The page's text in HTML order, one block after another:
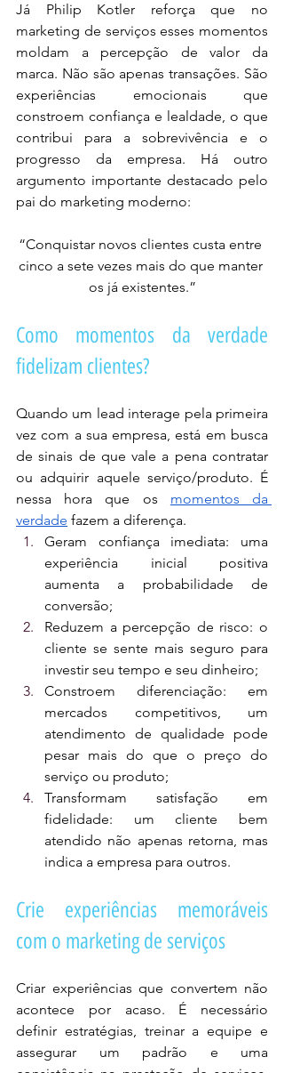
Já Philip Kotler reforça que no
marketing de serviços esses momentos
moldam a percepção de valor da
marca. Não são apenas transações. São
experiências emocionais que
constroem confiança e lealdade, o que
contribui para a sobrevivência e o
progresso da empresa. Há outro
argumento importante destacado pelo
pai do marketing moderno:
“Conquistar novos clientes custa entre
cinco a sete vezes mais do que manter
os já existentes.”
Como momentos da verdade
fidelizam clientes?
Quando um lead interage pela primeira
vez com a sua empresa, está em busca
de sinais de que vale a pena contratar
ou adquirir aquele serviço/produto. É
nessa hora que os momentos da
verdade fazem a diferença.
Geram confiança imediata: uma
experiência inicial positiva
aumenta a probabilidade de
conversão;
Reduzem a percepção de risco: o
cliente se sente mais seguro para
investir seu tempo e seu dinheiro;
Constroem diferenciação: em
mercados competitivos, um
atendimento de qualidade pode
pesar mais do que o preço do
serviço ou produto;
Transformam satisfação em
fidelidade: um cliente bem
atendido não apenas retorna, mas
indica a empresa para outros.
Crie experiências memoráveis
com o marketing de serviços
Criar experiências que convertem não
acontece por acaso. É necessário
definir estratégias, treinar a equipe e
assegurar um padrão e uma